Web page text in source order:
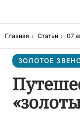
Главная Статьи 07
ЗОЛОТОЕ